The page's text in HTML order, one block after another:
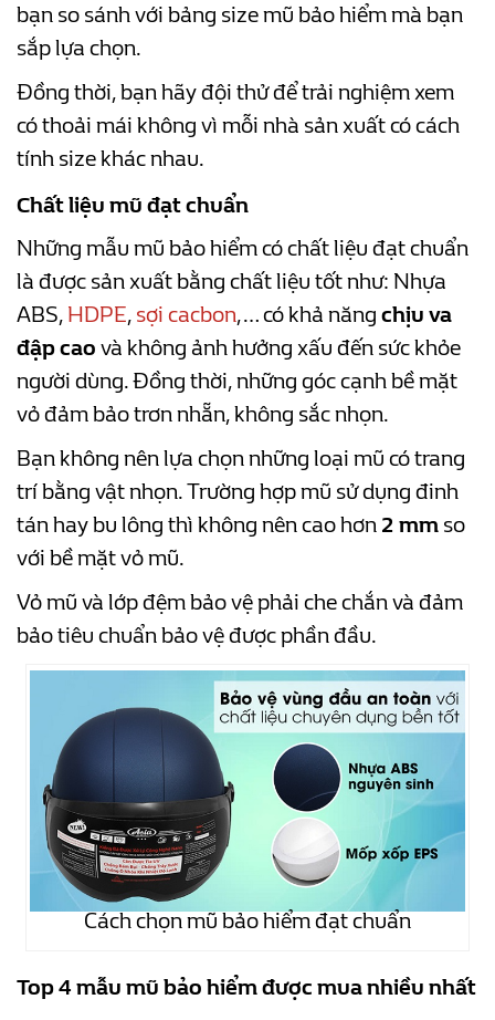
bạn so sánh với bảng size mũ bảo hiểm mà bạn
sắp lựa chọn.
Đồng thời, bạn hãy đội thử để trải nghiệm xem
có thoải mái không vì mỗi nhà sản xuất có cách
tính size khác nhau.
Chất liệu mũ đạt chuẩn
Những mẫu mũ bảo hiểm có chất liệu đạt chuẩn
là được sản xuất bằng chất liệu tốt như: Nhựa
ABS, HDPE, sợi cacbon,… có khả năng chịu va
đập cao và không ảnh hưởng xấu đến sức khỏe
người dùng. Đồng thời, những góc cạnh bề mặt
vỏ đảm bảo trơn nhẵn, không sắc nhọn.
Bạn không nên lựa chọn những loại mũ có trang
trí bằng vật nhọn. Trường hợp mũ sử dụng đinh
tán hay bu lông thì không nên cao hơn 2 mm so
với bề mặt vỏ mũ.
Vỏ mũ và lớp đệm bảo vệ phải che chắn và đảm
bảo tiêu chuẩn bảo vệ được phần đầu.
Cách chọn mũ bảo hiểm đạt chuẩn
Top 4 mẫu mũ bảo hiểm được mua nhiều nhất